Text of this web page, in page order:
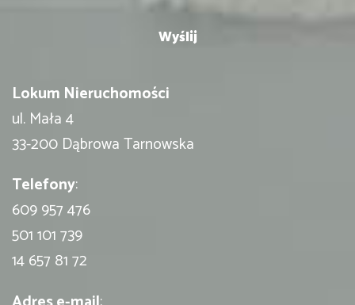
Lokum Nieruchomości
ul. Mała 4
33-200 Dąbrowa Tarnowska
Telefony:
609 957 476
501 101 739
14 657 81 72